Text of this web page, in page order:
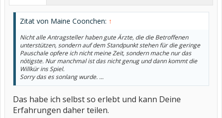
Zitat von Maine Coonchen: ↑
Nicht alle Antragsteller haben gute Ärzte, die die Betroffenen
unterstützen, sondern auf dem Standpunkt stehen für die geringe
Pauschale opfere ich nicht meine Zeit, sondern mache nur das
nötigste. Nur manchmal ist das nicht genug und dann kommt die
Willkür ins Spiel.
Sorry das es sonlang wurde. ...
Das habe ich selbst so erlebt und kann Deine
Erfahrungen daher teilen.